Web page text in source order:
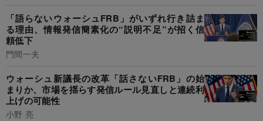
「語らないウォーシュFRB」がいずれ行き詰ま
る理由、情報発信簡素化の“説明不足”が招く信
頼低下
門間一夫
ウォーシュ新議長の改革「話さないFRB」の始
まりか、市場を揺らす発信ルール見直しと連続利
上げの可能性
小野 亮